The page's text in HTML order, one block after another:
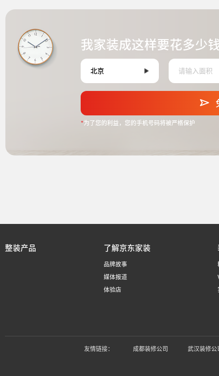
我家装成这样要花多少
*为了您的利益，您的手机号码将被严格保护
整装产品 了解京东家装
品牌故事
媒体报道
体验店
友情链接： 成都装修公司 武汉装修公